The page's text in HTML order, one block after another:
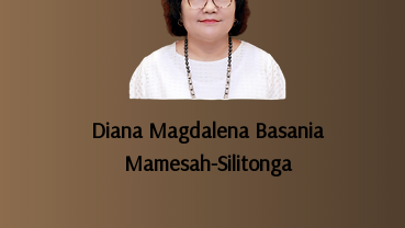
Diana Magdalena Basania
Mamesah-Silitonga